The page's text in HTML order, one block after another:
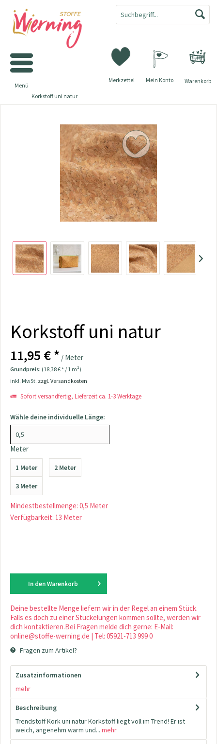
Warenkorb
Merkzettel Mein Konto
Menü
Korkstoff uni natur
Korkstoff uni natur
11,95 € * / Meter
Grundpreis: (18,38 € * / 1 m²)
inkl. MwSt. zzgl. Versandkosten
Sofort versandfertig, Lieferzeit ca. 1-3 Werktage
Wähle deine individuelle Länge:
Meter
1 Meter 2 Meter
3 Meter
Mindestbestellmenge: 0,5 Meter
Verfügbarkeit: 13 Meter
In den Warenkorb
Deine bestellte Menge liefern wir in der Regel an einem Stück.
Falls es doch zu einer Stückelungen kommen sollte, werden wir
dich kontaktieren.Bei Fragen melde dich gerne: E-Mail:
online@stoffe-werning.de | Tel: 05921-713 999 0
Fragen zum Artikel?
Zusatzinformationen
mehr
Beschreibung
Trendstoff Kork uni natur Korkstoff liegt voll im Trend! Er ist
weich, angenehm warm und... mehr